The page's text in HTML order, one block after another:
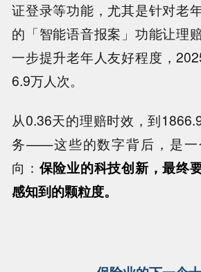
证登录等功能，尤其是针对老
的「智能语音报案」功能让理
一步提升老年人友好程度，
6.9万人次。
从0.36天的理赔时效，到
务——这些的数字背后，是一
向： 保险业的科技创新，最终
感知到的颗粒度。